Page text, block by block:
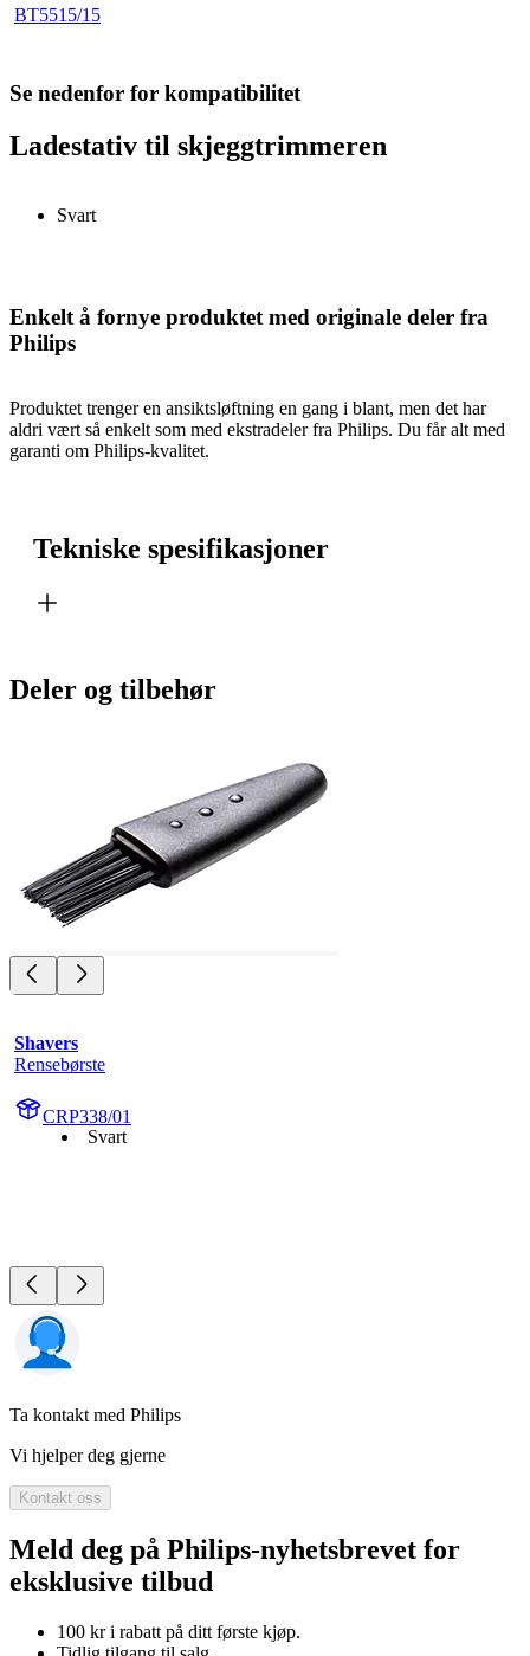
BT5515/15
Se nedenfor for kompatibilitet
Ladestativ til skjeggtrimmeren
Svart
Enkelt å fornye produktet med originale deler fra
Philips
Produktet trenger en ansiktsløftning en gang i blant, men det har
aldri vært så enkelt som med ekstradeler fra Philips. Du får alt med
garanti om Philips-kvalitet.
Tekniske spesifikasjoner
Deler og tilbehør
Shavers
Rensebørste
CRP338/01
Svart
Ta kontakt med Philips
Vi hjelper deg gjerne
Kontakt oss
Meld deg på Philips-nyhetsbrevet for
eksklusive tilbud
100 kr i rabatt på ditt første kjøp.